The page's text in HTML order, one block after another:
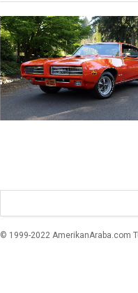
© 1999-2022 AmerikanAraba.com